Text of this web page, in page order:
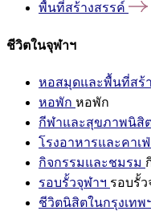
พื้นที่สร้างสรรค์
ชีวิตในจุฬาฯ
หอสมุดและพื้นที่สร้
หอพัก หอพัก
กีฬาและสุขภาพนิสิ
โรงอาหารและคาเฟ่
กิจกรรมและชมรม
รอบรั้วจุฬาฯ รอบรั้ว
ชีวิตนิสิตในกรุงเทพ